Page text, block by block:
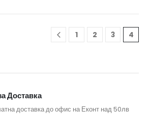
1 2 3 4
Доставка
доставка до офис на Еконт над 50лв